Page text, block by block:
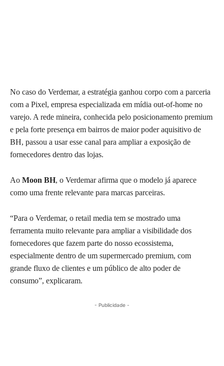
No caso do Verdemar, a estratégia ganhou corpo com a parceria
com a Pixel, empresa especializada em mídia out-of-home no
varejo. A rede mineira, conhecida pelo posicionamento premium
e pela forte presença em bairros de maior poder aquisitivo de
BH, passou a usar esse canal para ampliar a exposição de
fornecedores dentro das lojas.
Ao Moon BH, o Verdemar afirma que o modelo já aparece
como uma frente relevante para marcas parceiras.
“Para o Verdemar, o retail media tem se mostrado uma
ferramenta muito relevante para ampliar a visibilidade dos
fornecedores que fazem parte do nosso ecossistema,
especialmente dentro de um supermercado premium, com
grande fluxo de clientes e um público de alto poder de
consumo”, explicaram.
- Publicidade -